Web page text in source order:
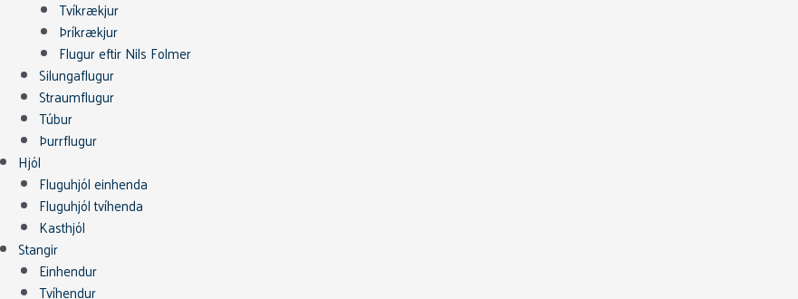
Tvíkrækjur
Þríkrækjur
Flugur eftir Nils Folmer
Silungaflugur
Straumflugur
Túbur
Þurrflugur
Hjól
Fluguhjól einhenda
Fluguhjól tvíhenda
Kasthjól
Stangir
Einhendur
Tvíhendur